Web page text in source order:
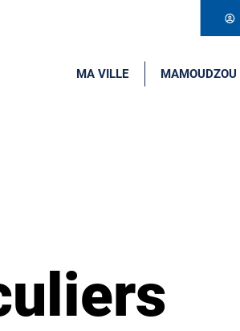
MA VILLE